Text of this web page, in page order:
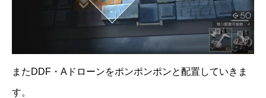
またDDF・Aドローンをポンポンポンと配置していきま
す。